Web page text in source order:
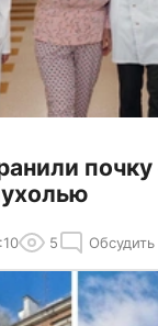
5 Обсудить